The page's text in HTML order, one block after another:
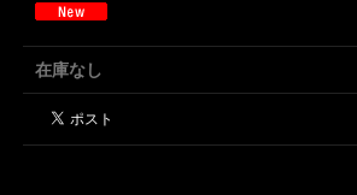
在庫なし